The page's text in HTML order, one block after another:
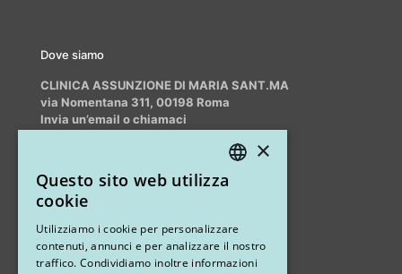
Dove siamo
CLINICA ASSUNZIONE DI MARIA SANT.MA
via Nomentana 311, 00198 Roma
Invia un’email o chiamaci
Altri studi
STUDIO MARIANETTI MED
×
Questo sito web utilizza
cookie
Utilizziamo i cookie per personalizzare
contenuti, annunci e per analizzare il nostro
traffico. Condividiamo inoltre informazioni